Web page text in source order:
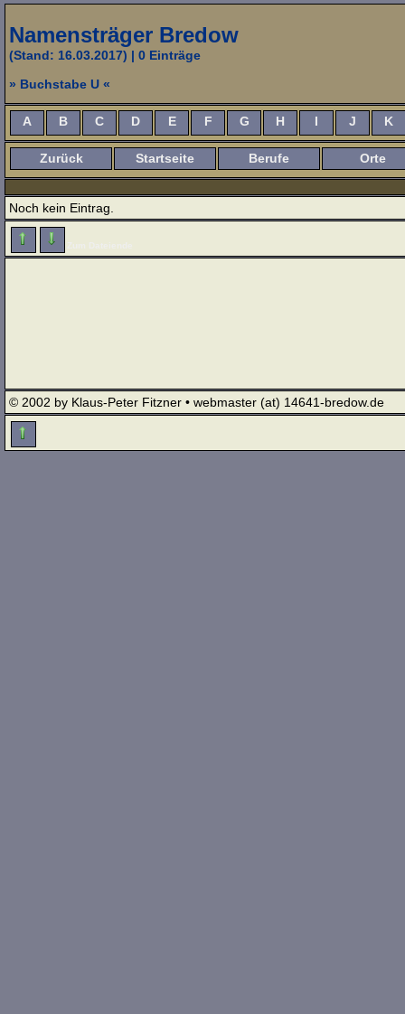
Namensträger Bredow
(Stand: 16.03.2017) | 0 Einträge
» Buchstabe U «
A B C D E F G H I J K
Zurück Startseite Berufe Orte
Noch kein Eintrag.
© 2002 by Klaus-Peter Fitzner • webmaster (at) 14641-bredow.de